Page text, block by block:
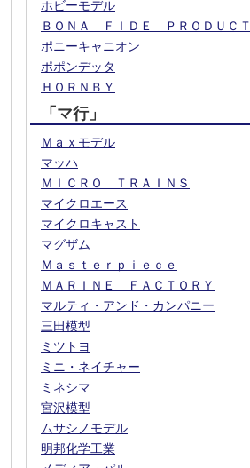
ホビーモデル
ＢＯＮＡ ＦＩＤＥ ＰＲＯＤＵＣＴ
ポニーキャニオン
ポポンデッタ
ＨＯＲＮＢＹ
「マ行」
Ｍａｘモデル
マッハ
ＭＩＣＲＯ ＴＲＡＩＮＳ
マイクロエース
マイクロキャスト
マグザム
Ｍａｓｔｅｒｐｉｅｃｅ
ＭＡＲＩＮＥ ＦＡＣＴＯＲＹ
マルティ・アンド・カンパニー
三田模型
ミツトヨ
ミニ・ネイチャー
ミネシマ
宮沢模型
ムサシノモデル
明邦化学工業